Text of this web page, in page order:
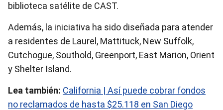
biblioteca satélite de CAST.
Además, la iniciativa ha sido diseñada para atender
a residentes de Laurel, Mattituck, New Suffolk,
Cutchogue, Southold, Greenport, East Marion, Orient
y Shelter Island.
Lea también: California | Así puede cobrar fondos
no reclamados de hasta $25.118 en San Diego